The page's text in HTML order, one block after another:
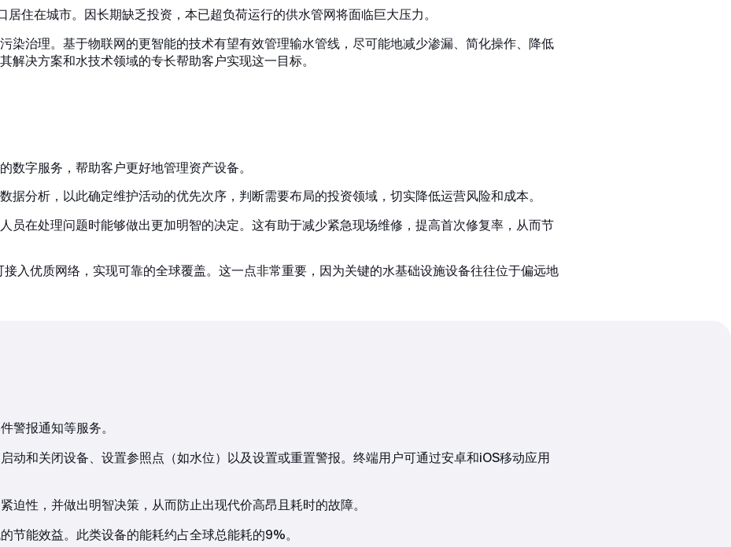
住在城市。因长期缺乏投资，本已超负荷运行的供水管网将面临巨大压力。
染治理。基于物联网的更智能的技术有望有效管理输水管线，尽可能地减少渗漏、简化操作、降低
解决方案和水技术领域的专长帮助客户实现这一目标。
字服务，帮助客户更好地管理资产设备。
分析，以此确定维护活动的优先次序，判断需要布局的投资领域，切实降低运营风险和成本。
员在处理问题时能够做出更加明智的决定。这有助于减少紧急现场维修，提高首次修复率，从而节
入优质网络，实现可靠的全球覆盖。这一点非常重要，因为关键的水基础设施设备往往位于偏远地
警报通知等服务。
动和关闭设备、设置参照点（如水位）以及设置或重置警报。终端用户可通过安卓和iOS移动应用
迫性，并做出明智决策，从而防止出现代价高昂且耗时的故障。
节能效益。此类设备的能耗约占全球总能耗的9%。